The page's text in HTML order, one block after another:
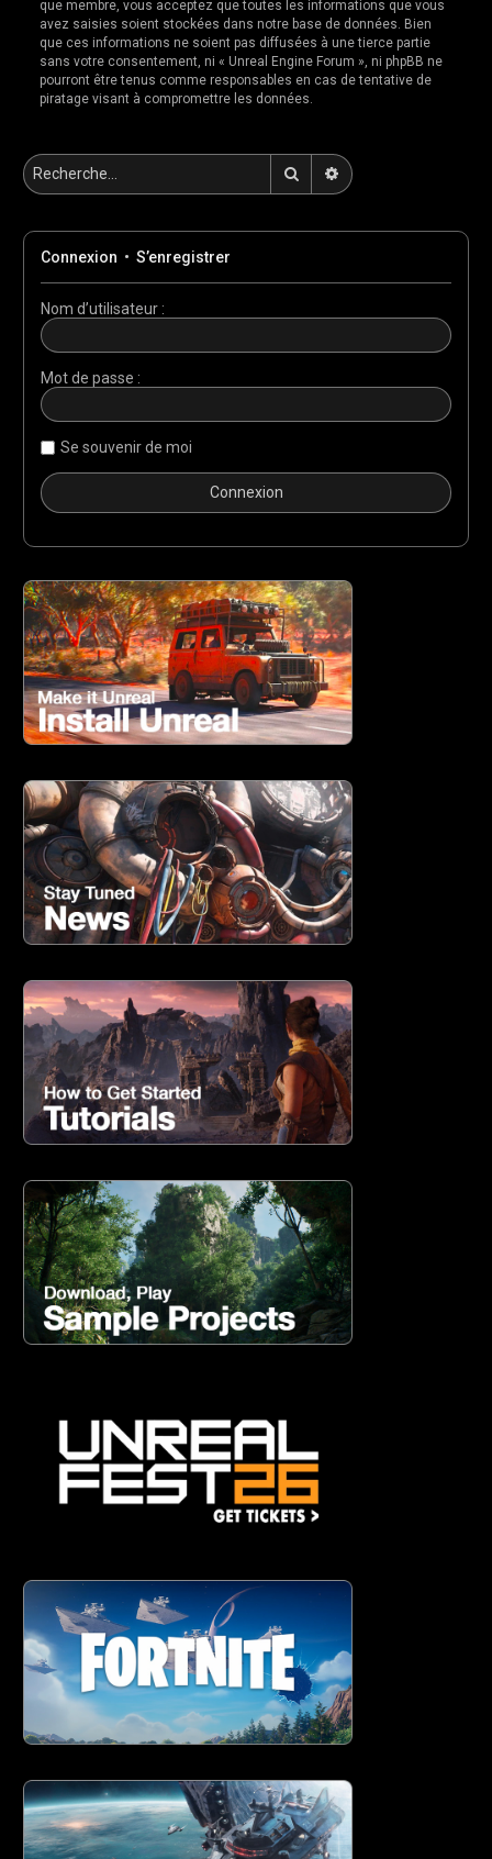
que membre, vous acceptez que toutes les informations que vous
avez saisies soient stockées dans notre base de données. Bien
que ces informations ne soient pas diffusées à une tierce partie
sans votre consentement, ni « Unreal Engine Forum », ni phpBB ne
pourront être tenus comme responsables en cas de tentative de
piratage visant à compromettre les données.
RechercherRecherche avancée
Connexion •S’enregistrer
Nom d’utilisateur :
Mot de passe :
Se souvenir de moi